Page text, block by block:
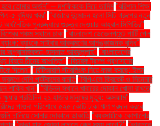
হবে তোমার অর্জন" – মুশফিককে নিয়ে তামিম "বরিশাল শিক্ষা
৫ বৃদ্ধির খবর" "বাজারে উন্মোচন হলো সিটি গ্রুপের নতুন
অর্থনৈতিক পুনরুদ্ধারে গুরুত্ব দেওয়ার আহ্বান সিপিডির"
পঞ্চম স্থানে ঢাকা "বাংলাদেশ ডেভেলপমেন্ট পার্টি পেল
ব্যাংক: ব্যাংকে সাইবার আক্রমণের আশঙ্কাজনক বৃদ্ধি"
অপ্রাসঙ্গিকতা: হাসনাত আবদুল্লাহ" "বাংলাদেশের
বিষয়ে চীনের আপত্তি" "বিচারক ট্রাম্প প্রশাসনের
দিলেন" "বিটিআরসি স্টারলিংক নিয়ে কাজ করছে: ইলন
ভ্রমণে দেশি পর্যটকদের কমতি "বিপিএলে ক্রিকেট ও সিনেমার
শাকিব খান" "বিভিন্ন স্থানে খাবারের দোকান খোলা রাখতে
প্রতিদিন ২১ হাজার মানুষের মৃত্যু: অক্সফাম"
পাওনা পরিশোধে ৫২৫ কোটি টাকা ঋণ প্রদান করবে
চালিয়ে সোনার দোকানে ডাকাতি "ব্যবসায়ীকে কোপানোর